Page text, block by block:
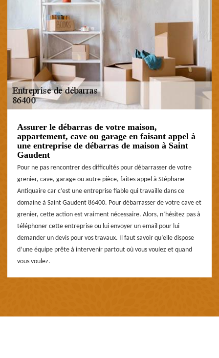
Assurer le débarras de votre maison,
appartement, cave ou garage en faisant appel à
une entreprise de débarras de maison à Saint
Gaudent
Pour ne pas rencontrer des difficultés pour débarrasser de votre
grenier, cave, garage ou autre pièce, faites appel à Stéphane
Antiquaire car c’est une entreprise fiable qui travaille dans ce
domaine à Saint Gaudent 86400. Pour débarrasser de votre cave et
grenier, cette action est vraiment nécessaire. Alors, n’hésitez pas à
téléphoner cette entreprise ou lui envoyer un email pour lui
demander un devis pour vos travaux. Il faut savoir qu’elle dispose
d’une équipe prête à intervenir partout où vous voulez et quand
vous voulez.